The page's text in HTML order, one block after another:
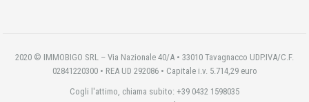
2020 © IMMOBIGO SRL – Via Nazionale 40/A • 33010 Tavagnacco UDP.IVA/C.F.
02841220300 • REA UD 292086 • Capitale i.v. 5.714,29 euro
Cogli l'attimo, chiama subito: +39 0432 1598035